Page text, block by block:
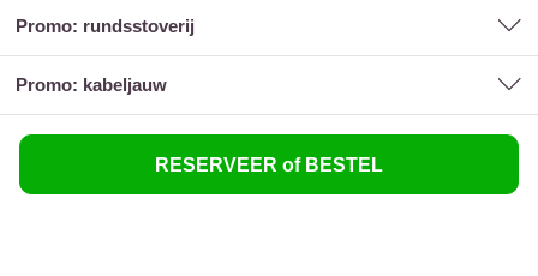
promo: rundsstoverij
promo: kabeljauw
RESERVEER of BESTEL